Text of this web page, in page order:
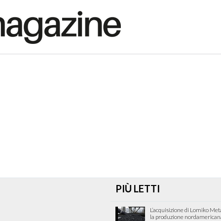
PIÙ LETTI
L’acquisizione di Lomiko
la produzione